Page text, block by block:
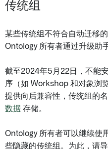
传统组
某些传统组不符合自动迁移
Ontology 所有者通过升级助
截至2024年5月22日，不能
序（如 Workshop 和对象浏
提供向后兼容性，传统组的
数据 存储。
Ontology 所有者可以继续使
些隐藏的传统组。为此，请